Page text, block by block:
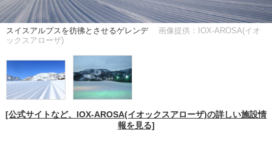
スイスアルプスを彷彿とさせるゲレンデ
画像提供：IOX-AROSA(イオ
ックスアローザ)
[公式サイトなど、IOX-AROSA(イオックスアローザ)の詳しい施設情
報を見る]